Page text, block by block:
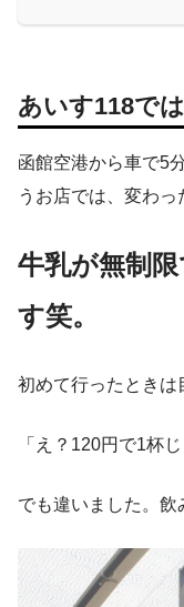
あいす118で
函館空港から車で5
うお店では、変わっ
牛乳が無制
す笑。
初めて行ったときは
「え？120円で1杯
でも違いました。飲